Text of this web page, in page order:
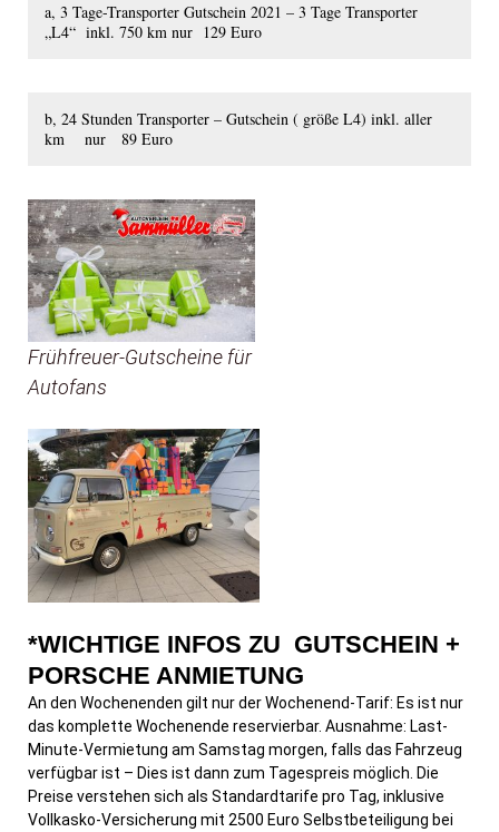
a, 3 Tage-Transporter Gutschein 2021 – 3 Tage Transporter
„L4“ inkl. 750 km nur 129 Euro
b, 24 Stunden Transporter – Gutschein ( größe L4) inkl. aller
km nur 89 Euro
Frühfreuer-Gutscheine für
Autofans
*WICHTIGE INFOS ZU GUTSCHEIN +
PORSCHE ANMIETUNG
An den Wochenenden gilt nur der Wochenend-Tarif: Es ist nur
das komplette Wochenende reservierbar. Ausnahme: Last-
Minute-Vermietung am Samstag morgen, falls das Fahrzeug
verfügbar ist – Dies ist dann zum Tagespreis möglich. Die
Preise verstehen sich als Standardtarife pro Tag, inklusive
Vollkasko-Versicherung mit 2500 Euro Selbstbeteiligung bei